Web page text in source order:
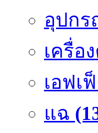
อุปกร
เครื่อ
เอฟเ
แฉ